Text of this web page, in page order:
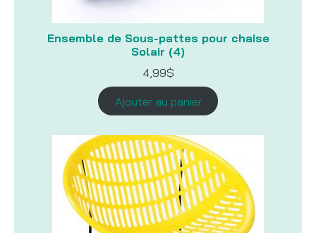
Ensemble de Sous-pattes pour chaise
Solair (4)
4,99$
Ajouter au panier